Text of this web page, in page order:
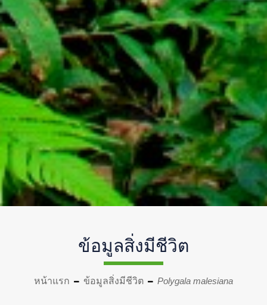
ข้อมูลสิ่งมีชีวิต
หน้าแรก ข้อมูลสิ่งมีชีวิต Polygala malesiana